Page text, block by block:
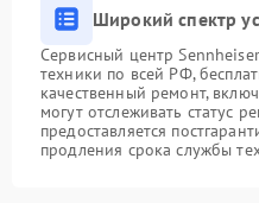
Широкий спектр
Сервисный центр
техники по всей РФ,
качественный ремонт,
могут отслеживать статус
предоставляется
продления срока службы